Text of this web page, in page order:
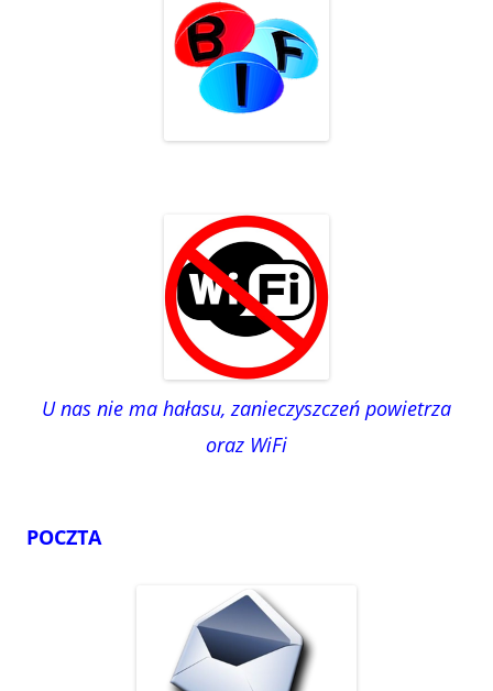
U nas nie ma hałasu, zanieczyszczeń powietrza
oraz WiFi
POCZTA